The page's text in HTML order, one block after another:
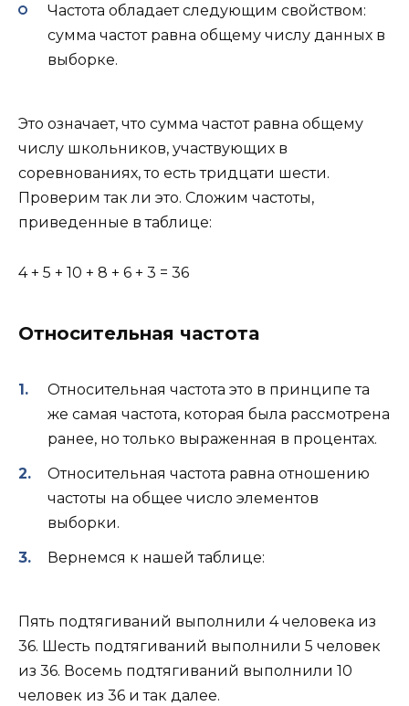
Частота обладает следующим свойством:
сумма частот равна общему числу данных в
выборке.
Это означает, что сумма частот равна общему
числу школьников, участвующих в
соревнованиях, то есть тридцати шести.
Проверим так ли это. Сложим частоты,
приведенные в таблице:
4 + 5 + 10 + 8 + 6 + 3 = 36
Относительная частота
Относительная частота это в принципе та
же самая частота, которая была рассмотрена
ранее, но только выраженная в процентах.
Относительная частота равна отношению
частоты на общее число элементов
выборки.
Вернемся к нашей таблице:
Пять подтягиваний выполнили 4 человека из
36. Шесть подтягиваний выполнили 5 человек
из 36. Восемь подтягиваний выполнили 10
человек из 36 и так далее.